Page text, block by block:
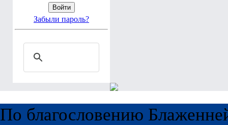
Забыли пароль?
По благословению